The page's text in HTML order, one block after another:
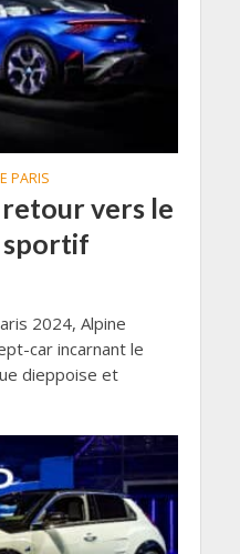
PARIS
vers le
2024, Alpine
car incarnant le
dieppoise et